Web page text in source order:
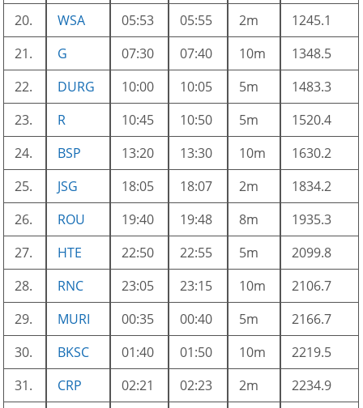
20.
WSA 05:53 05:55 2m
1245.1
21.
G 07:30 07:40 10m
1348.5
22.
DURG 10:00 10:05 5m
1483.3
23.
R 10:45 10:50 5m
1520.4
24.
BSP 13:20 13:30 10m
1630.2
25.
JSG 18:05 18:07 2m
1834.2
26.
ROU 19:40 19:48 8m
1935.3
27.
HTE 22:50 22:55 5m
2099.8
28.
RNC 23:05 23:15 10m
2106.7
29.
MURI 00:35 00:40 5m
2166.7
30.
BKSC 01:40 01:50 10m
2219.5
31.
CRP 02:21 02:23 2m
2234.9